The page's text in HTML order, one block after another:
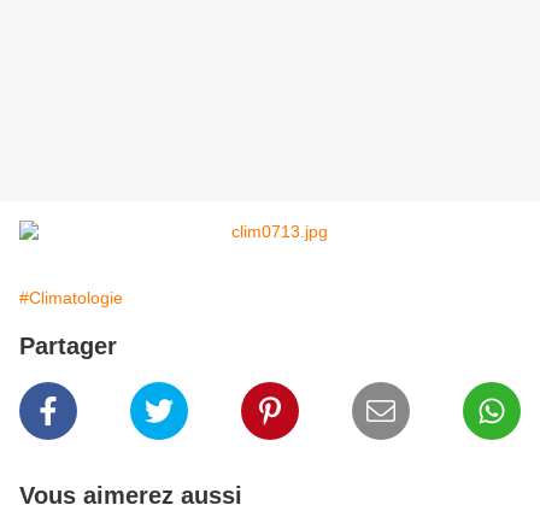
#Climatologie
Partager
Vous aimerez aussi